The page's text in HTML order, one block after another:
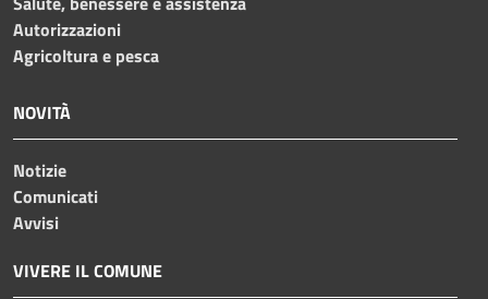
Autorizzazioni
Agricoltura e pesca
NOVITÀ
Notizie
Comunicati
Avvisi
VIVERE IL COMUNE